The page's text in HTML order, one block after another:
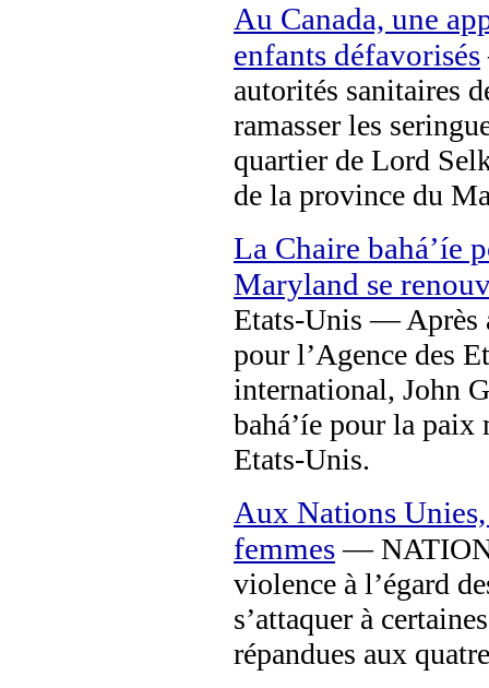
Au Canada, une
enfants défavorisés
autorités sanitaires
ramasser les
quartier de Lord
de la province du
La Chaire bahá’íe
Maryland se
Etats-Unis — Après
pour l’Agence des
international, John
bahá’íe pour la
Etats-Unis.
Aux Nations
femmes—
violence à l’égard
s’attaquer à
répandues aux